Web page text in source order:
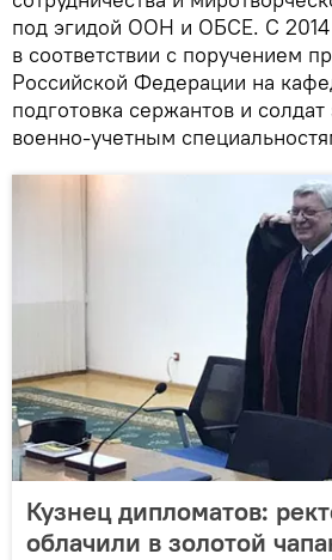
под эгидой ООН и ОБСЕ. С 2014
в соответствии с поручением
Российской Федерации на
подготовка сержантов и
военно-учетным
Кузнец дипломатов:
облачили в золотой